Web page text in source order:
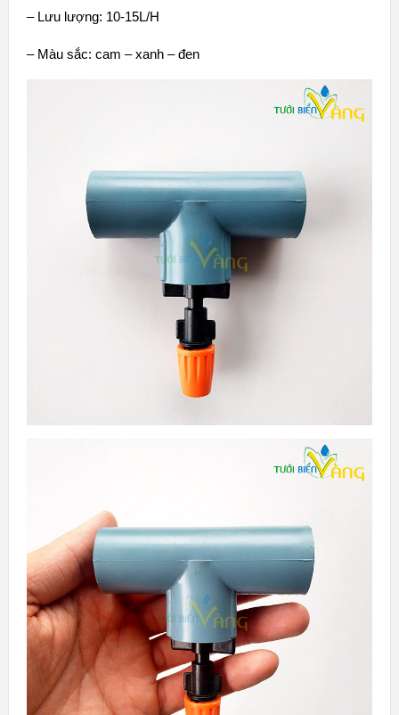
– Lưu lượng: 10-15L/H
– Màu sắc: cam – xanh – đen